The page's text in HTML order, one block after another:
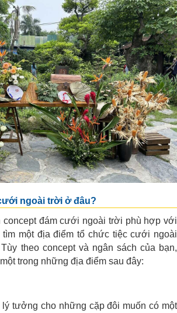
cưới ngoài trời ở đâu?
concept đám cưới ngoài trời phù hợp với
tìm một địa điểm tổ chức tiệc cưới ngoài
theo concept và ngân sách của bạn,
trong những địa điểm sau đây:
tưởng cho những cặp đôi muốn có một